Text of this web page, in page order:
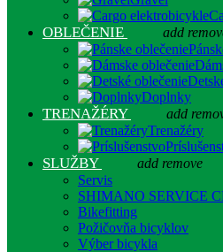
OBLEČENIE add
Doplnky
TRENAŽÉRY add
Trenažéry
SLUŽBY add remove
Servis
SHIMANO SERVICE
Bikefitting
Požičovňa bicyklov
Výber bicykla